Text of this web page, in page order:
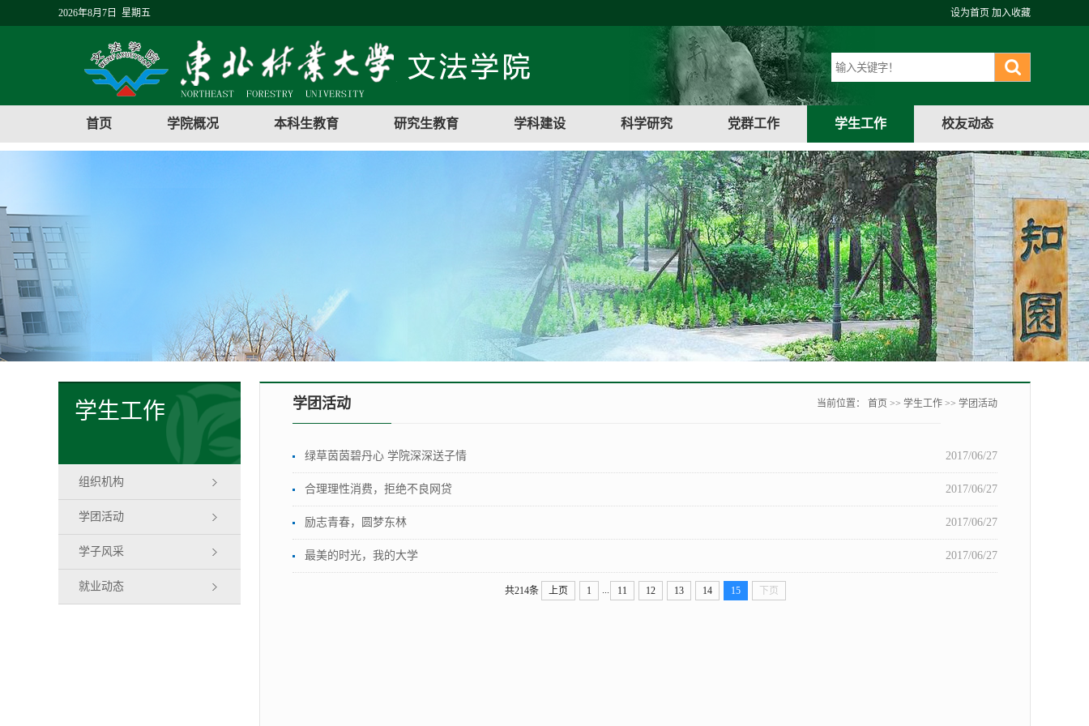
2026年8月7日 星期五 设为首页 加入收藏
首页 学院概况 本科生教育 研究生教育 学科建设 科学研究 党群工作 学生工作 校友动态
学生工作
组织机构
学团活动
学子风采
就业动态
学团活动 当前位置： 首页 >> 学生工作 >> 学团活动
2017/06/27
绿草茵茵碧丹心 学院深深送子情
2017/06/27
合理理性消费，拒绝不良网贷
2017/06/27
励志青春，圆梦东林
2017/06/27
最美的时光，我的大学
共214条 上页 1 11 12 13 14 15 下页